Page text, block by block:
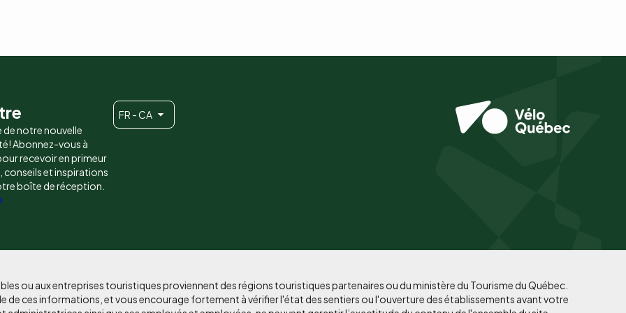
de notre nouvelle
Abonnez-vous à
recevoir en primeur
conseils et inspirations
boîte de réception.
FR - CA
ou aux entreprises touristiques proviennent des régions touristiques partenaires ou du ministère du Tourisme du Québec.
de ces informations, et vous encourage fortement à vérifier l'état des sentiers ou l'ouverture des établissements avant votre